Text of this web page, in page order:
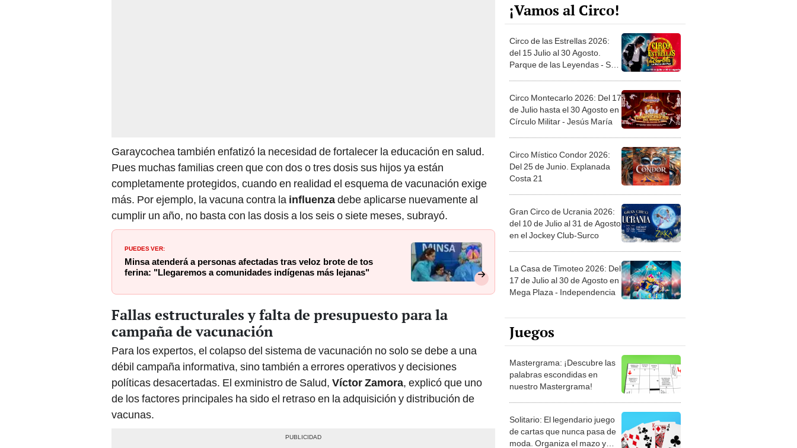
Garaycochea también enfatizó la necesidad de fortalecer la educación en salud.
Pues muchas familias creen que con dos o tres dosis sus hijos ya están
completamente protegidos, cuando en realidad el esquema de vacunación exige
más. Por ejemplo, la vacuna contra la influenzadebe aplicarse nuevamente al
cumplir un año, no basta con las dosis a los seis o siete meses, subrayó.
PUEDES VER:
Minsa atenderá a personas afectadas tras veloz brote de tos
ferina: "Llegaremos a comunidades indígenas más lejanas"
Fallas estructurales y falta de presupuesto para la
campaña de vacunación
Para los expertos, el colapso del sistema de vacunación no solo se debe a una
débil campaña informativa, sino también a errores operativos y decisiones
políticas desacertadas. El exministro de Salud, Víctor Zamora, explicó que uno
de los factores principales ha sido el retraso en la adquisición y distribución de
vacunas.
¡Vamos al Circo!
Circo de las Estrellas 2026:
del 15 Julio al 30 Agosto.
Parque de las Leyendas - San
Circo Montecarlo 2026: Del 17
de Julio hasta el 30 Agosto en
Círculo Militar - Jesús María
Circo Místico Condor 2026:
Del 25 de Junio. Explanada
Costa 21
Gran Circo de Ucrania 2026:
del 10 de Julio al 31 de Agosto
en el Jockey Club-Surco
La Casa de Timoteo 2026: Del
17 de Julio al 30 de Agosto en
Mega Plaza - Independencia
Juegos
Mastergrama: ¡Descubre las
palabras escondidas en
nuestro Mastergrama!
Solitario: El legendario juego
de cartas que nunca pasa de
moda. Organiza el mazo y